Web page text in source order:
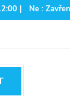
| Ne :